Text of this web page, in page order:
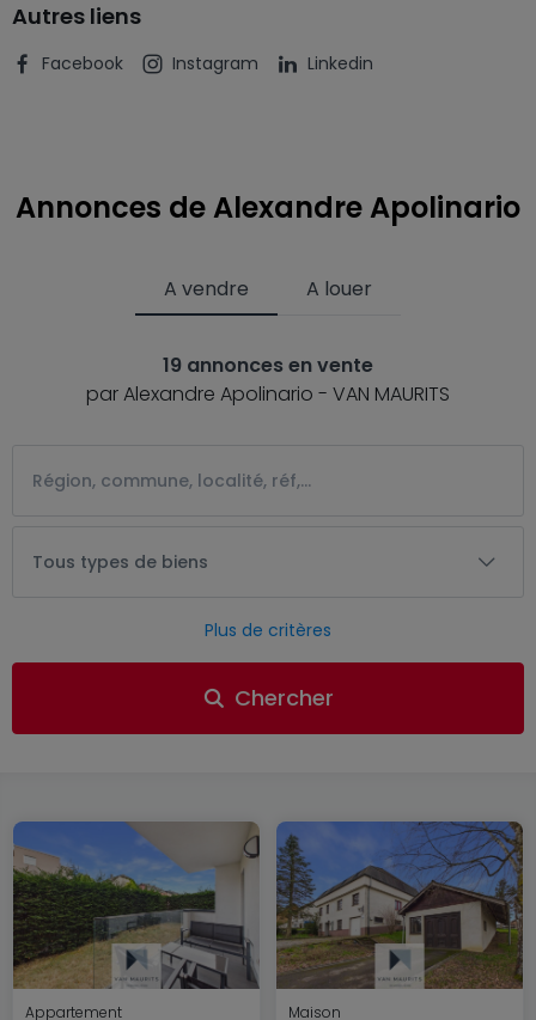
Autres liens
Facebook Instagram Linkedin
Annonces de Alexandre Apolinario
A vendre A louer
19 annonces en vente
par Alexandre Apolinario - VAN MAURITS
Tous types de biens
Plus de critères
Chercher
Appartement
Maison